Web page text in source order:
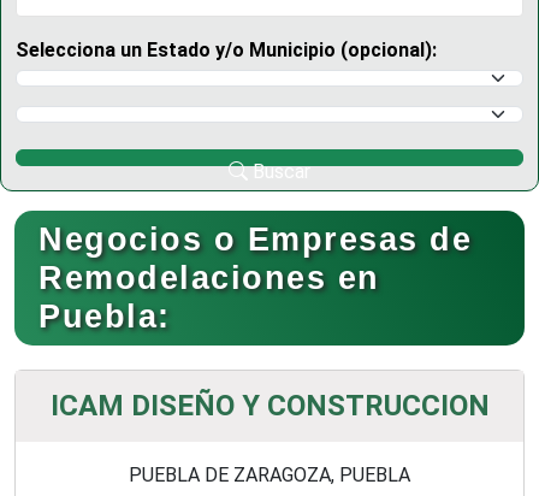
Selecciona un Estado y/o Municipio (opcional):
Selecciona un Estado
Selecciona un Municipio
Buscar
Negocios o Empresas de
Remodelaciones en
Puebla:
ICAM DISEÑO Y CONSTRUCCION
PUEBLA DE ZARAGOZA, PUEBLA